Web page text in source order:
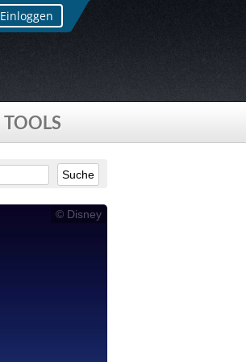
Einloggen
TOOLS
© Disney